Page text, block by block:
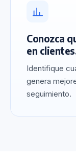
Conozca
en
Identifique
genera
seguimiento.